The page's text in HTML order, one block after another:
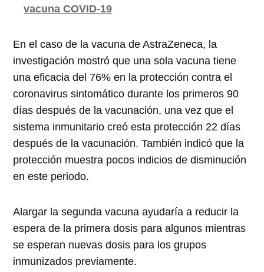
vacuna COVID-19
En el caso de la vacuna de AstraZeneca, la
investigación mostró que una sola vacuna tiene
una eficacia del 76% en la protección contra el
coronavirus sintomático durante los primeros 90
días después de la vacunación, una vez que el
sistema inmunitario creó esta protección 22 días
después de la vacunación. También indicó que la
protección muestra pocos indicios de disminución
en este periodo.
Alargar la segunda vacuna ayudaría a reducir la
espera de la primera dosis para algunos mientras
se esperan nuevas dosis para los grupos
inmunizados previamente.